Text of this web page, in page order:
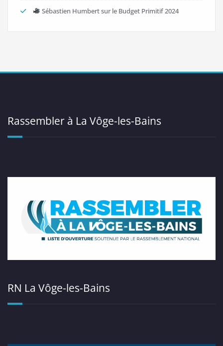
Sébastien Humbert sur le Budget Primitif 2024
Rassembler à La Vôge-les-Bains
RN La Vôge-les-Bains